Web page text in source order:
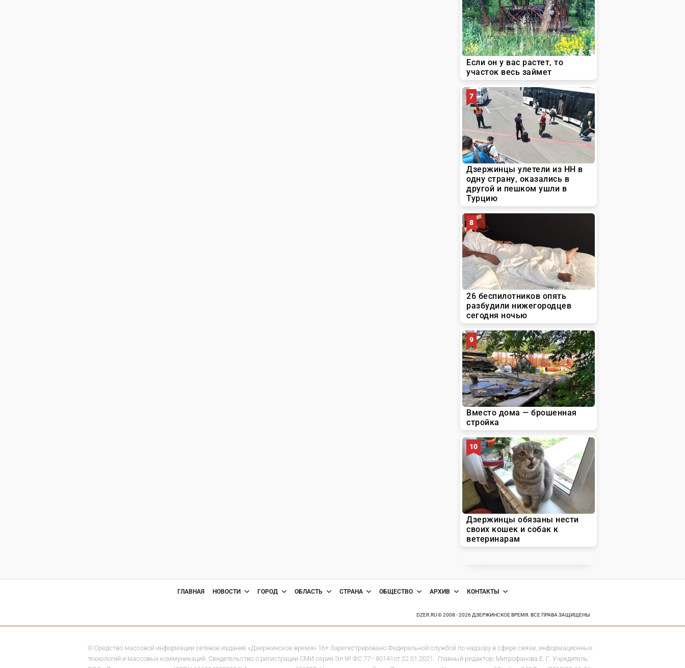
ГЛАВНАЯ НОВОСТИ ГОРОД ОБЛАСТЬ СТРАНА ОБЩЕСТВО АРХИВ КОНТАКТЫ
DZER.RU © 2008 - 2026 ДЗЕРЖИНСКОЕ ВРЕМЯ. ВСЕ ПРАВА ЗАЩИЩЕНЫ
© Средство массовой информации сетевое издание «Дзержинское время» 16+ Зарегистрировано Федеральной службой по надзору в сфере связи, информационных
технологий и массовых коммуникаций. Свидетельство о регистрации СМИ серия Эл № ФС 77 - 80141от 22.01.2021. Главный редактор: Митрофанова Е. Г. Учредитель: